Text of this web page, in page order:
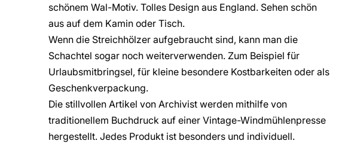
schönem Wal-Motiv. Tolles Design aus England. Sehen schön
aus auf dem Kamin oder Tisch.
Wenn die Streichhölzer aufgebraucht sind, kann man die
Schachtel sogar noch weiterverwenden. Zum Beispiel für
Urlaubsmitbringsel, für kleine besondere Kostbarkeiten oder als
Geschenkverpackung.
Die stillvollen Artikel von Archivist werden mithilfe von
traditionellem Buchdruck auf einer Vintage-Windmühlenpresse
hergestellt. Jedes Produkt ist besonders und individuell.